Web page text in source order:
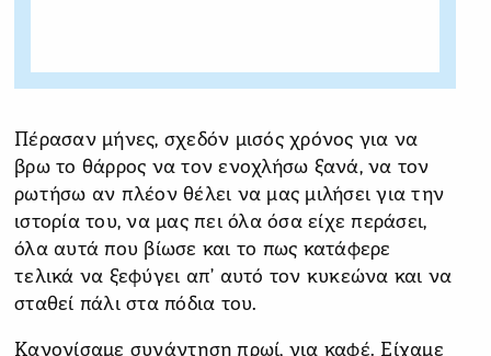
Πέρασαν μήνες, σχεδόν μισός χρόνος για να
βρω το θάρρος να τον ενοχλήσω ξανά, να τον
ρωτήσω αν πλέον θέλει να μας μιλήσει για την
ιστορία του, να μας πει όλα όσα είχε περάσει,
όλα αυτά που βίωσε και το πως κατάφερε
τελικά να ξεφύγει απ’ αυτό τον κυκεώνα και να
σταθεί πάλι στα πόδια του.
Κανονίσαμε συνάντηση πρωί, για καφέ. Είχαμε